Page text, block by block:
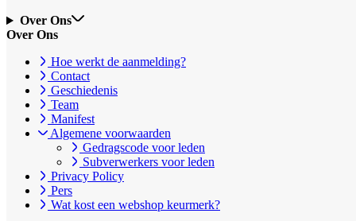
Over Ons
Over Ons
Hoe werkt de aanmelding?
Contact
Geschiedenis
Team
Manifest
Algemene voorwaarden
Gedragscode voor leden
Subverwerkers voor leden
Privacy Policy
Pers
Wat kost een webshop keurmerk?